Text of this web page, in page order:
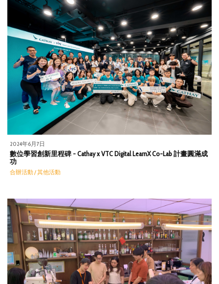
2024年6月7日
數位學習創新里程碑 - Cathay x VTC Digital LearnX Co-Lab 計畫圓滿成
功
合辦活動 / 其他活動